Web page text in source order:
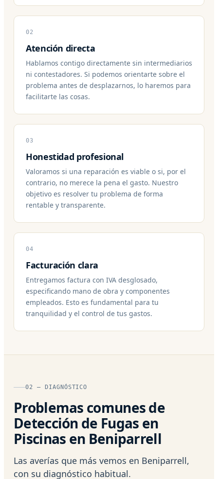
02
Atención directa
Hablamos contigo directamente sin intermediarios
ni contestadores. Si podemos orientarte sobre el
problema antes de desplazarnos, lo haremos para
facilitarte las cosas.
03
Honestidad profesional
Valoramos si una reparación es viable o si, por el
contrario, no merece la pena el gasto. Nuestro
objetivo es resolver tu problema de forma
rentable y transparente.
04
Facturación clara
Entregamos factura con IVA desglosado,
especificando mano de obra y componentes
empleados. Esto es fundamental para tu
tranquilidad y el control de tus gastos.
02 — DIAGNÓSTICO
Problemas comunes de
Detección de Fugas en
Piscinas en Beniparrell
Las averías que más vemos en Beniparrell,
con su diagnóstico habitual.